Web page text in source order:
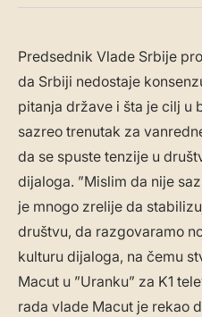
Predsednik Vlade Srbije
da Srbiji nedostaje
pitanja države i šta je cilj u
sazreo trenutak za
da se spuste tenzije u
dijaloga. ”Mislim da nije
je mnogo zrelije da
društvu, da razgovaramo
kulturu dijaloga, na čemu
Macut u ”Uranku” za K1
rada vlade Macut je rekao